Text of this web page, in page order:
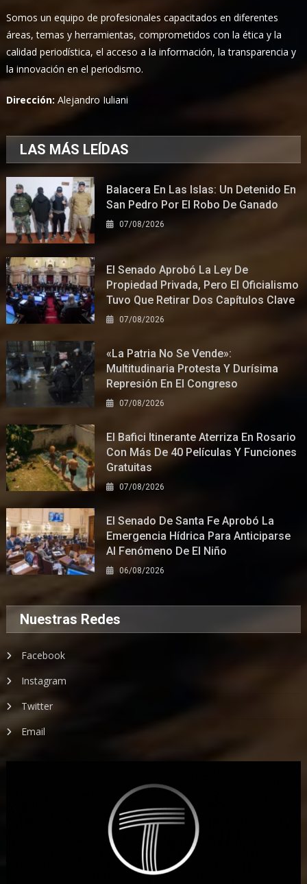
Somos un equipo de profesionales capacitados en diferentes
áreas, temas y herramientas, comprometidos con la ética y la
calidad periodística, el acceso a la información, la transparencia y
la innovación en el periodismo.
Dirección:Alejandro Iuliani
LAS MÁS LEÍDAS
Balacera En Las Islas: Un Detenido En
San Pedro Por El Robo De Ganado
07/08/2026
El Senado Aprobó La Ley De
Propiedad Privada, Pero El Oficialismo
Tuvo Que Retirar Dos Capítulos Clave
07/08/2026
«La Patria No Se Vende»:
Multitudinaria Protesta Y Durísima
Represión En El Congreso
07/08/2026
El Bafici Itinerante Aterriza En Rosario
Con Más De 40 Películas Y Funciones
Gratuitas
07/08/2026
El Senado De Santa Fe Aprobó La
Emergencia Hídrica Para Anticiparse
Al Fenómeno De El Niño
06/08/2026
Nuestras Redes
Facebook
Instagram
Twitter
Email